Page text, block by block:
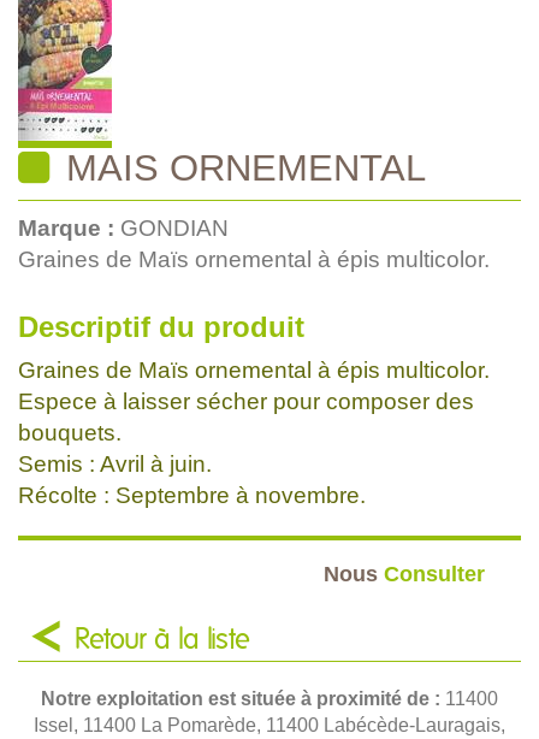
MAIS ORNEMENTAL
Marque : GONDIAN
Graines de Maïs ornemental à épis multicolor.
Descriptif du produit
Graines de Maïs ornemental à épis multicolor.
Espece à laisser sécher pour composer des
bouquets.
Semis : Avril à juin.
Récolte : Septembre à novembre.
Nous Consulter
Retour à la liste
Notre exploitation est située à proximité de : 11400
Issel, 11400 La Pomarède, 11400 Labécède-Lauragais,